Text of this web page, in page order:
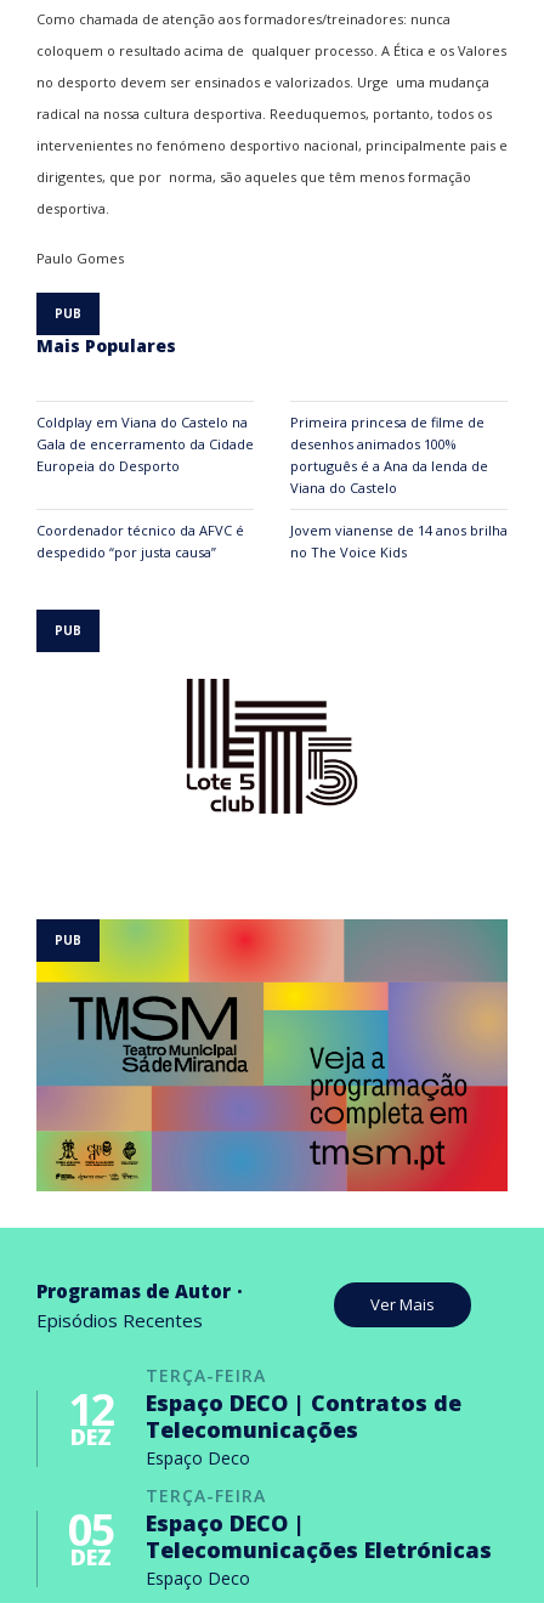
Como chamada de atenção aos formadores/treinadores: nunca
coloquem o resultado acima de qualquer processo. A Ética e os Valores
no desporto devem ser ensinados e valorizados. Urge uma mudança
radical na nossa cultura desportiva. Reeduquemos, portanto, todos os
intervenientes no fenómeno desportivo nacional, principalmente pais e
dirigentes, que por norma, são aqueles que têm menos formação
desportiva.
Paulo Gomes
Mais Populares
Coldplay em Viana do Castelo na
Gala de encerramento da Cidade
Europeia do Desporto
Primeira princesa de filme de
desenhos animados 100%
português é a Ana da lenda de
Viana do Castelo
Coordenador técnico da AFVC é
despedido “por justa causa”
Jovem vianense de 14 anos brilha
no The Voice Kids
Programas de Autor
Episódios Recentes
Ver Mais
TERÇA-FEIRA
12
DEZ
Espaço DECO | Contratos de
Telecomunicações
Espaço Deco
TERÇA-FEIRA
05
DEZ
Espaço DECO |
Telecomunicações Eletrónicas
Espaço Deco